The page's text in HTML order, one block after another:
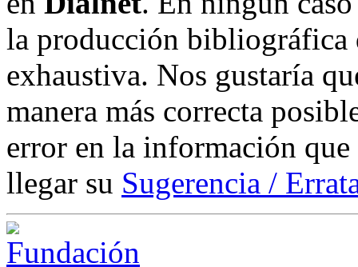
la producción bibliográfica
exhaustiva. Nos gustaría
manera más correcta
error en la información
llegar su Sugerencia /